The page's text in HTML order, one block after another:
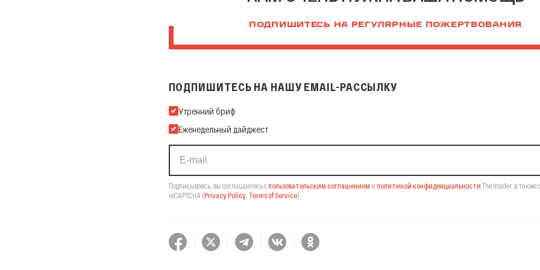
ПОДПИШИТЕСЬ НА РЕГУЛЯРНЫЕ ПОЖЕРТВОВАНИЯ
ПОДПИШИТЕСЬ НА НАШУ EMAIL-РАССЫЛКУ
Подпишитесь на нашу Email-рассылку
Утренний бриф
Еженедельный дайджест
Подписываясь, вы соглашаетесь спользовательским соглашением и политикой конфиденциальности The Insider, а также
reCAPTCHA (Privacy Policy, Terms of Service).